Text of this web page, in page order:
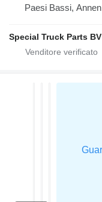
Paesi Bassi, Annen
Special Truck Parts BV